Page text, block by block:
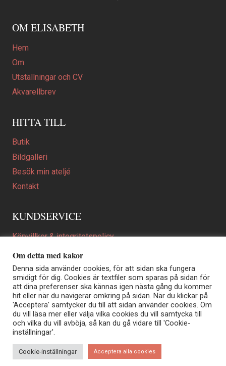
OM ELISABETH
Hem
Om
Utställningar och CV
Akvarellbrev
HITTA TILL
Butik
Bildgalleri
Besök min ateljé
Kontakt
KUNDSERVICE
Köpvillkor & integritetspolicy
Att beställa ett personligt utformat konstverk
En personligare gåva
FAQ
Elisabeth Biström | Akvarellkonstnär | Norrtälje
Sjöängstorpet AB, org.nr 556373-5447
© Elisabeth Biström 2026
Om detta med kakor
Denna sida använder cookies, för att sidan ska fungera
smidigt för dig. Cookies är textfiler som sparas på sidan för
att dina preferenser ska kännas igen nästa gång du kommer
hit eller när du navigerar omkring på sidan. När du klickar på
'Acceptera' samtycker du till att sidan använder cookies. Om
du vill läsa mer eller välja vilka cookies du vill samtycka till
och vilka du vill avböja, så kan du gå vidare till 'Cookie-
inställningar'.
Cookie-inställningar Acceptera alla cookies